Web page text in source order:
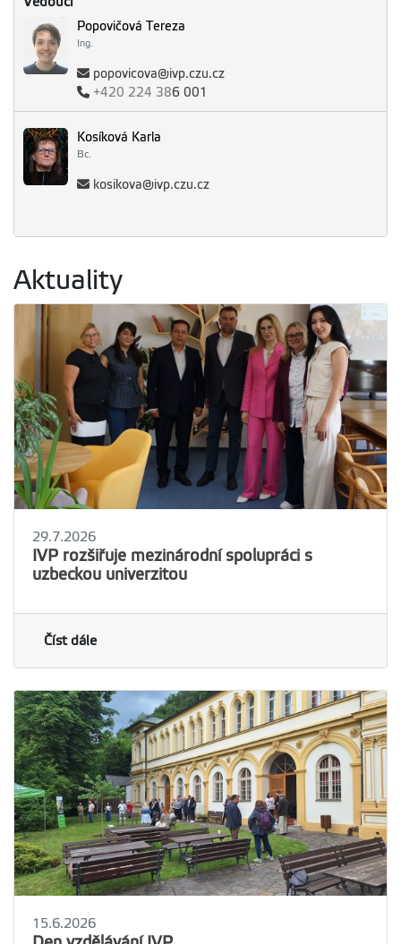
Popovičová Tereza
Ing.
popovicova@ivp.czu.cz
+420 224 386 001
Kosíková Karla
Bc.
kosikova@ivp.czu.cz
Aktuality
29.7.2026
IVP rozšiřuje mezinárodní spolupráci s
uzbeckou univerzitou
Číst dále
15.6.2026